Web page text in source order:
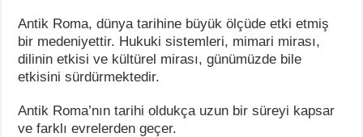
Antik Roma, dünya tarihine büyük ölçüde etki etmiş
bir medeniyettir. Hukuki sistemleri, mimari mirası,
dilinin etkisi ve kültürel mirası, günümüzde bile
etkisini sürdürmektedir.
Antik Roma’nın tarihi oldukça uzun bir süreyi kapsar
ve farklı evrelerden geçer.